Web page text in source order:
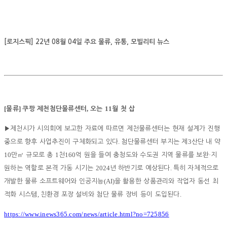
[로지스픽] 22년 08월 04일 주요 물류, 유통, 모빌리티 뉴스
[물류]쿠팡 제천첨단물류센터, 오는 11월 첫 삽
▶ 제천시가 시의회에 보고한 자료에 따르면 제천물류센터는 현재 설계가 진행
중으로 향후 사업추진이 구체화되고 있다. 첨단물류센터 부지는 제 3산단 내 약
10만㎡규모로 총 1천160억 원을 들여 충청도와 수도권 지역 물류를 보완·지
원하는 역할로 본격 가동 시기는 2024년 하반기로 예상된다. 특히 자체적으로
개발한 물류 소프트웨어와 인공지능(AI)을 활용한 상품관리와 작업자 동선 최
적화 시스템 , 친환경 포장 설비와 첨단 물류 장비 등이 도입된다.
https://www.inews365.com/news/article.html?no=725856